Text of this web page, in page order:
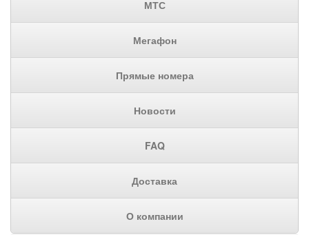
МТС
Мегафон
Прямые номера
Новости
FAQ
Доставка
О компании